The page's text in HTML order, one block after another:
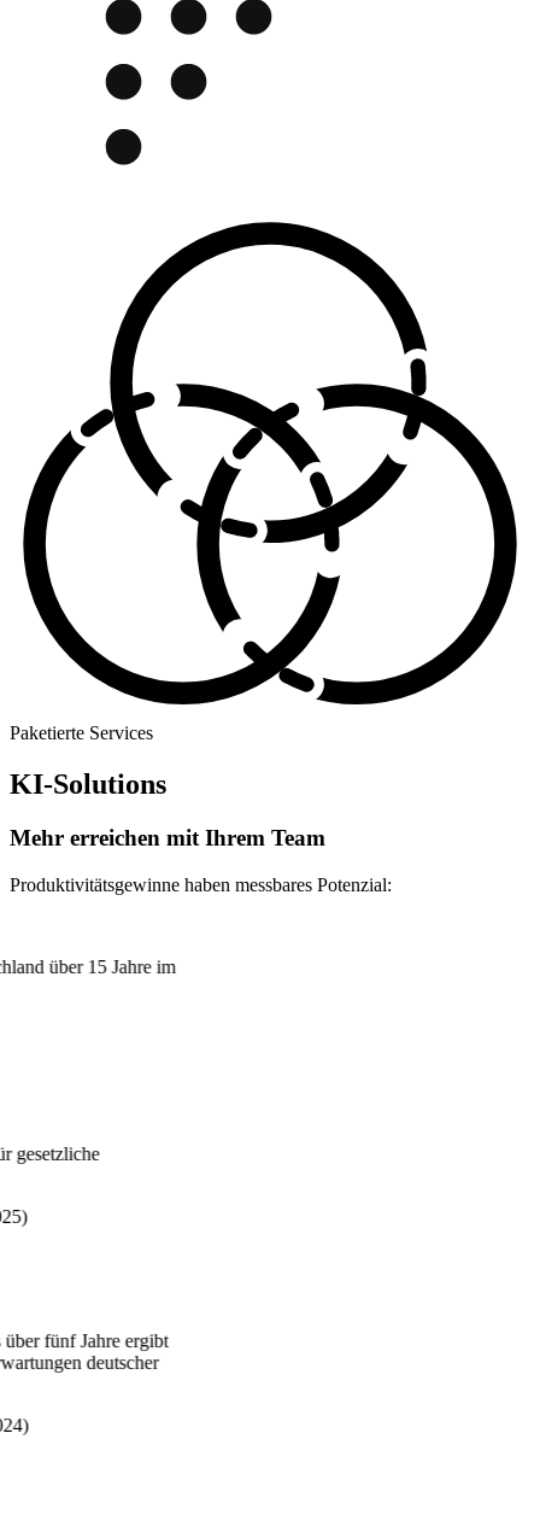
Paketierte Services
KI-Solutions
Mehr erreichen mit Ihrem Team
Produktivitätsgewinne haben messbares Potenzial:
über 15 Jahre im
gesetzliche
über fünf Jahre ergibt
deutscher